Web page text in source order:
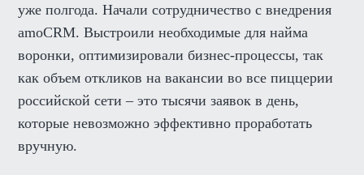
уже полгода. Начали сотрудничество с внедрения
amoCRM. Выстроили необходимые для найма
воронки, оптимизировали бизнес-процессы, так
как объем откликов на вакансии во все пиццерии
российской сети – это тысячи заявок в день,
которые невозможно эффективно проработать
вручную.